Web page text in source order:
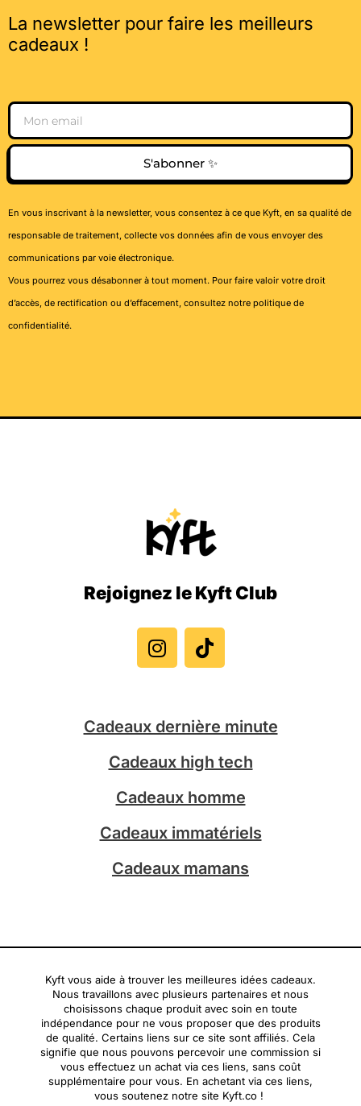
La newsletter pour faire les meilleurs
cadeaux !
Email
S'abonner ✨
En vous inscrivant à la newsletter, vous consentez à ce que Kyft, en sa qualité de
responsable de traitement, collecte vos données afin de vous envoyer des
communications par voie électronique.
Vous pourrez vous désabonner à tout moment. Pour faire valoir votre droit
d’accès, de rectification ou d’effacement, consultez notre politique de
confidentialité.
Rejoignez le Kyft Club
n
s
t
r
a
m
i
k
t
Cadeaux dernière minute
Cadeaux high tech
Cadeaux homme
Cadeaux immatériels
Cadeaux mamans
Kyft vous aide à trouver les meilleures idées cadeaux.
Nous travaillons avec plusieurs partenaires et nous
choisissons chaque produit avec soin en toute
indépendance pour ne vous proposer que des produits
de qualité. Certains liens sur ce site sont affiliés. Cela
signifie que nous pouvons percevoir une commission si
vous effectuez un achat via ces liens, sans coût
supplémentaire pour vous. En achetant via ces liens,
vous soutenez notre site Kyft.co !